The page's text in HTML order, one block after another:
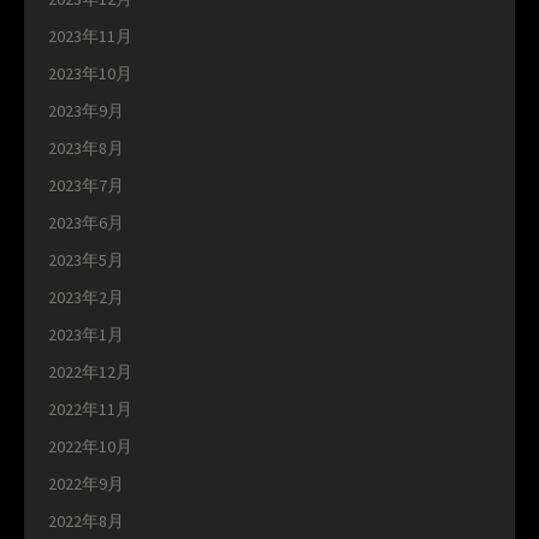
2023年11月
2023年10月
2023年9月
2023年8月
2023年7月
2023年6月
2023年5月
2023年2月
2023年1月
2022年12月
2022年11月
2022年10月
2022年9月
2022年8月